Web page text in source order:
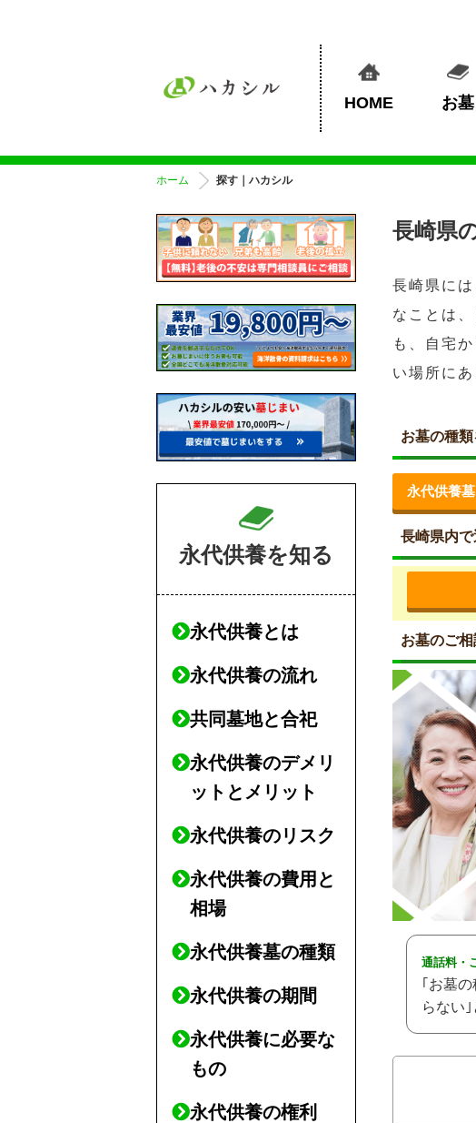
HOME お墓
ホーム 探す｜ハカシル
長崎県
長崎県に
なことは
も、自宅
い場所に
お墓の種
永代供養墓
長崎県内
お墓のご
通話料・
｢お墓
らない
永代供養を知る
永代供養とは
永代供養の流れ
共同墓地と合祀
永代供養のデメリ
ットとメリット
永代供養のリスク
永代供養の費用と
相場
永代供養墓の種類
永代供養の期間
永代供養に必要な
もの
永代供養の権利